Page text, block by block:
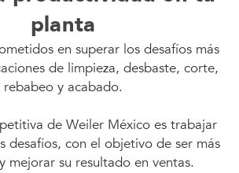
planta
en superar los desafíos más
de limpieza, desbaste, corte,
rebabeo y acabado.
de Weiler México es trabajar
desafíos, con el objetivo de ser más
mejorar su resultado en ventas.